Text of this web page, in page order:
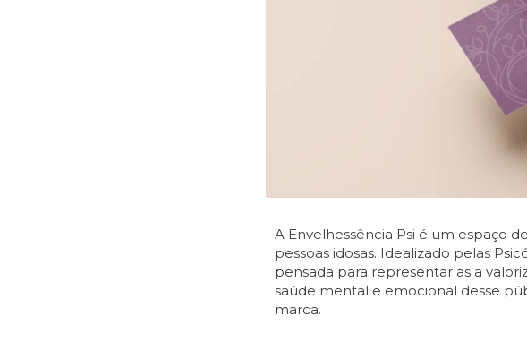
A Envelhessência Psi é um espaço
pessoas idosas. Idealizado pelas
pensada para representar as a
saúde mental e emocional desse
marca.